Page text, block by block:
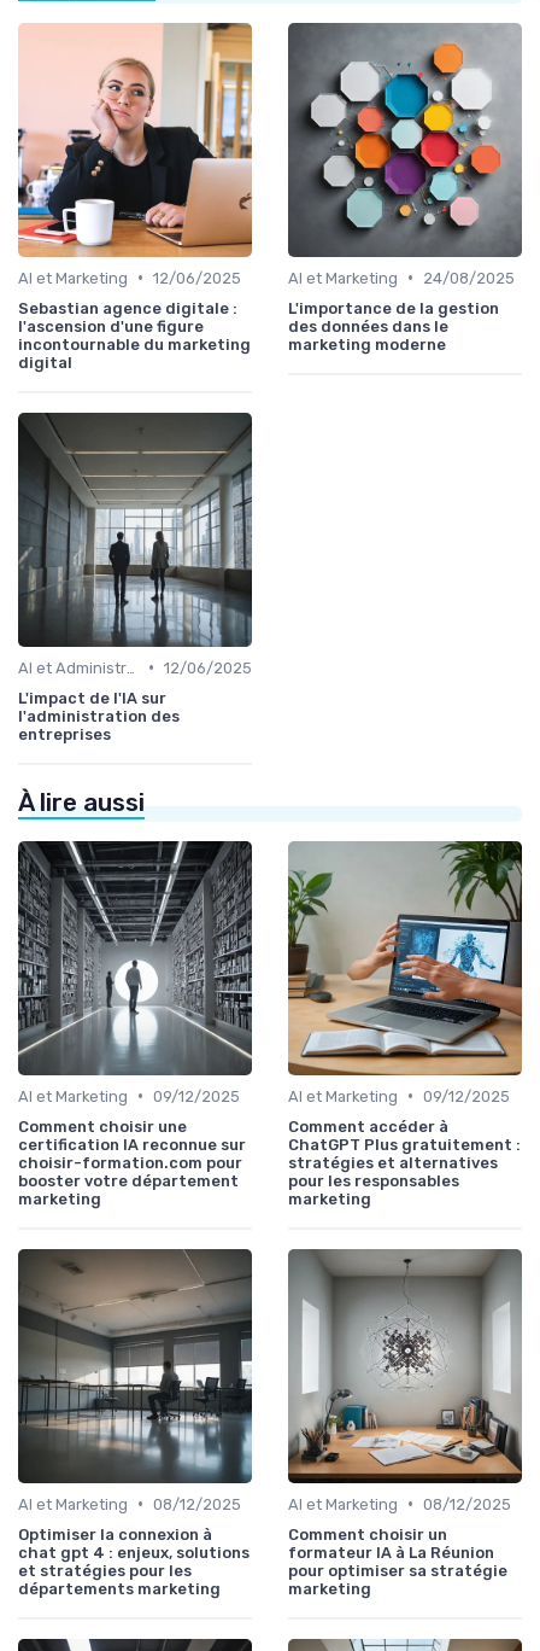
AI et Marketing • 12/06/2025
Sebastian agence digitale :
l'ascension d'une figure
incontournable du marketing
digital
AI et Marketing •
24/08/2025
L'importance de la gestion
des données dans le
marketing moderne
• 12/06/2025
L'impact de l'IA sur
l'administration des
entreprises
À lire aussi
AI et Marketing • 09/12/2025
Comment choisir une
certification IA reconnue sur
choisir-formation.com pour
booster votre département
marketing
AI et Marketing • 09/12/2025
Comment accéder à
ChatGPT Plus gratuitement :
stratégies et alternatives
pour les responsables
marketing
AI et Marketing • 08/12/2025
Optimiser la connexion à
chat gpt 4 : enjeux, solutions
et stratégies pour les
départements marketing
AI et Marketing • 08/12/2025
Comment choisir un
formateur IA à La Réunion
pour optimiser sa stratégie
marketing